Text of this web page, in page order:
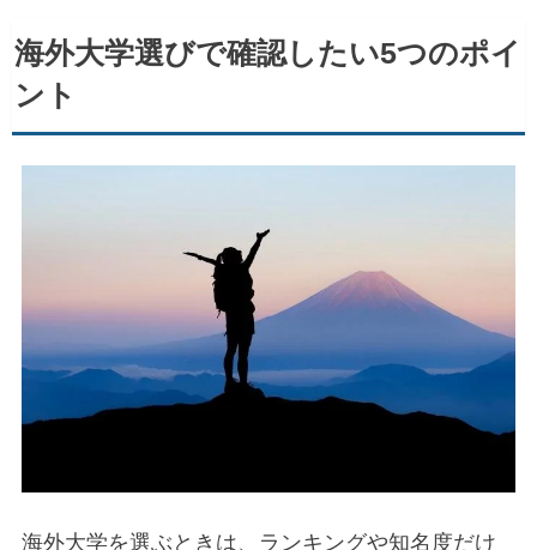
海外大学選びで確認したい5つのポイ
ント
海外大学を選ぶときは、ランキングや知名度だけ